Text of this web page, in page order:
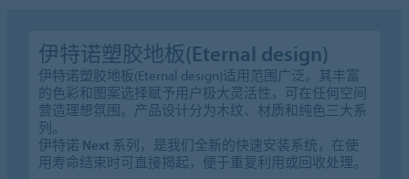
伊特诺塑胶地板(Eternal design)
伊特诺塑胶地板(Eternal design)适用范围广泛。其丰富
的色彩和图案选择赋予用户极大灵活性，可在任何空间
营造理想氛围。产品设计分为木纹、材质和纯色三大系
列。
伊特诺 Next 系列，是我们全新的快速安装系统，在使
用寿命结束时可直接揭起，便于重复利用或回收处理。